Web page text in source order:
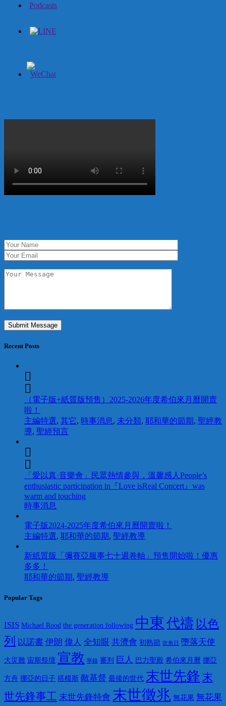
Recent Posts
（電子版+紙質版預售）2025-2026年度希伯來月曆開賣
啦！
主編特選, 其它, 時事消息, 未分類, 耶和華的節期, 聖經教
導, 聖經預言
「愛以真·音樂會」民眾熱情參與，溫馨感人People’s
enthusiastic participation in『Love isReal Concert』was
warm and touching
時事消息
電子版2024-2025年度希伯來月曆開賣啦！
主編特選, 耶和華的節期, 聖經教導
新紙質版「彌賽亞服事七十週卷軸」預售開始啦！優惠
多多！
耶和華的節期, 聖經教導
Popular Tags
ISIS Michael Rood the generation following 中東 代禱 以色
列
以諾書 伊朗 偉人 全知眼 共濟會 初熟節 吹角日 墮落天使
大災難 宙斯祭壇 宣教 寧錄 審判 巨人 巴力聖殿 希伯來月曆 挪亞
方舟 挪亞的日子 搭模斯 敵基督 最後的世代 末世先鋒 末
世先鋒事工 末世先鋒特會 末世徵兆 無花果 無花果